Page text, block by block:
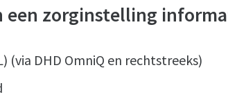
zorginstelling
DHD OmniQ en rechtstreeks)